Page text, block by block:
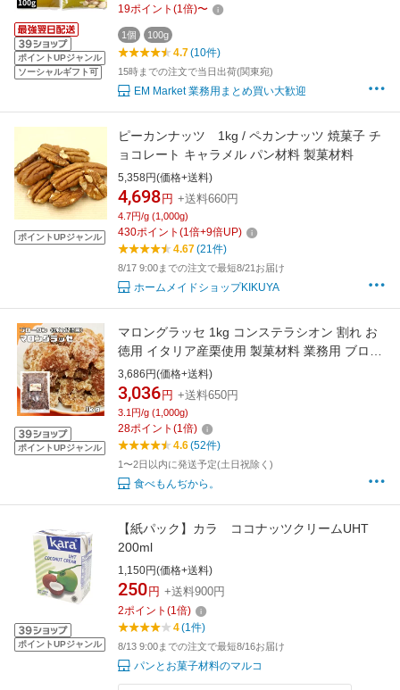
ポイントUPジャンル
ソーシャルギフト可
19ポイント (1倍)〜
1個 100g
4.7(10件)
15時までの注文で当日出荷(関東宛)
EM Market 業務用まとめ買い大歓迎
ポイントUPジャンル
ピーカンナッツ 1kg / ペカンナッツ 焼菓子 チ
ョコレート キャラメル パン材料 製菓材料
5,358円(価格+送料)
4,698 円 +送料660円
4.7円/g (1,000g)
430ポイント (1倍+9倍UP)
4.67(21件)
8/17 9:00までの注文で最短8/21お届け
ホームメイドショップKIKUYA
ポイントUPジャンル
マロングラッセ 1kg コンステラシオン 割れ お
徳用 イタリア産栗使用 製菓材料 業務用 ブロー
クン 栗 マロン 焼き菓子 訳あり
3,686円(価格+送料)
3,036 円 +送料650円
3.1円/g (1,000g)
28ポイント (1倍)
4.6(52件)
1〜2日以内に発送予定(土日祝除く)
食べもんぢから。
ポイントUPジャンル
【紙パック】カラ ココナッツクリームUHT
200ml
1,150円(価格+送料)
250 円 +送料900円
2ポイント (1倍)
4(1件)
8/13 9:00までの注文で最短8/16お届け
パンとお菓子材料のマルコ